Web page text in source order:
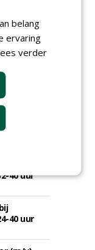
Maastricht
40 uur
40 uur
belang
ervaring
verder